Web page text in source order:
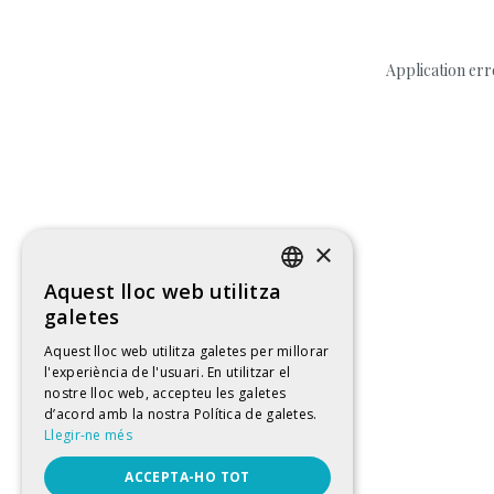
Application
ENGLISH
FRENCH
×
Aquest lloc web utilitza
galetes
Aquest lloc web utilitza galetes per millorar
l'experiència de l'usuari. En utilitzar el
nostre lloc web, accepteu les galetes
d’acord amb la nostra Política de galetes.
Llegir-ne més
ACCEPTA-HO TOT